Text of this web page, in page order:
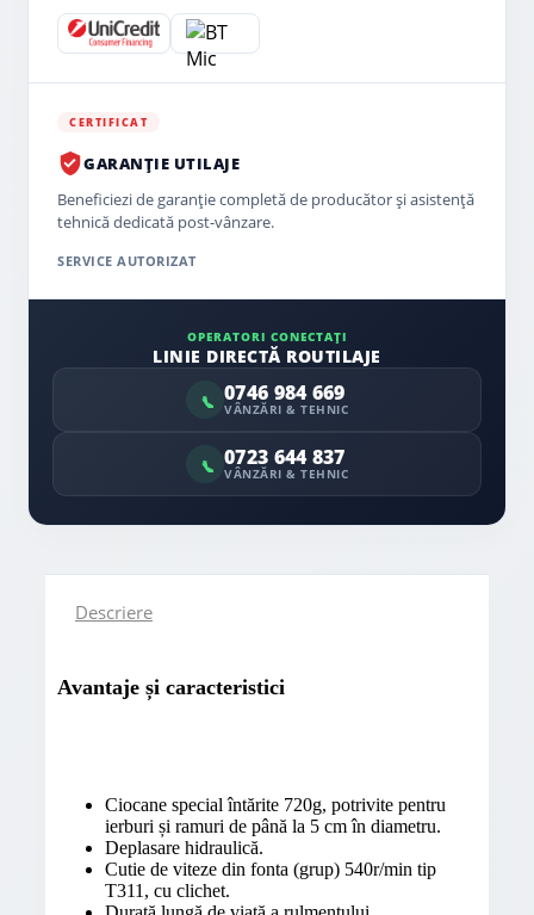
CERTIFICAT
GARANȚIE UTILAJE
Beneficiezi de garanție completă de producător și asistență
tehnică dedicată post-vânzare.
SERVICE AUTORIZAT
OPERATORI CONECTAȚI
LINIE DIRECTĂ ROUTILAJE
0746 984 669
VÂNZĂRI & TEHNIC
0723 644 837
VÂNZĂRI & TEHNIC
Descriere
Avantaje și caracteristici
Ciocane special întărite 720g, potrivite pentru
ierburi și ramuri de până la 5 cm în diametru.
Deplasare hidraulică.
Cutie de viteze din fonta (grup) 540r/min tip
T311, cu clichet.